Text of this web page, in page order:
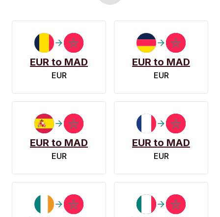
EUR to MAD
EUR
EUR to MAD
EUR
EUR to MAD
EUR
EUR to MAD
EUR